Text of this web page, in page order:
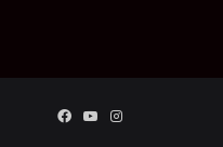
Facebook
YouTubeInstagram